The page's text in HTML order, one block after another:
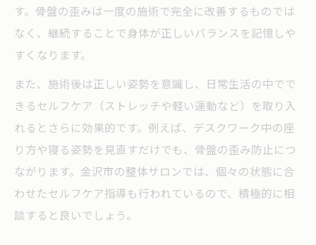
す。骨盤の歪みは一度の施術で完全に改善するものでは
なく、継続することで身体が正しいバランスを記憶しや
すくなります。
また、施術後は正しい姿勢を意識し、日常生活の中でで
きるセルフケア（ストレッチや軽い運動など）を取り入
れるとさらに効果的です。例えば、デスクワーク中の座
り方や寝る姿勢を見直すだけでも、骨盤の歪み防止につ
ながります。金沢市の整体サロンでは、個々の状態に合
わせたセルフケア指導も行われているので、積極的に相
談すると良いでしょう。